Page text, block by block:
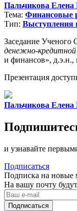
Пальчикова Елена
Тема: Финансовые
Тип: Выступления
Заседание Ученого
денежно-кредитной
и финансов», д.э.н.,
Презентация
Пальчикова Елена
и узнавайте
Подписаться
Подписка на новые
На вашу почту
Подписаться